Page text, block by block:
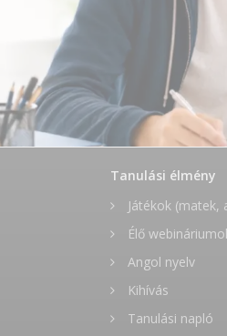
Tanulási élmény
Játékok (matek,
Élő
Angol nyelv
Kihívás
Tanulási napló